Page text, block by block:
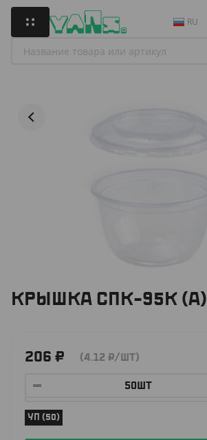
RU
КРЫШКА СПК-95К (А)
206 ₽ (4.12 ₽/ШТ)
УП (50)